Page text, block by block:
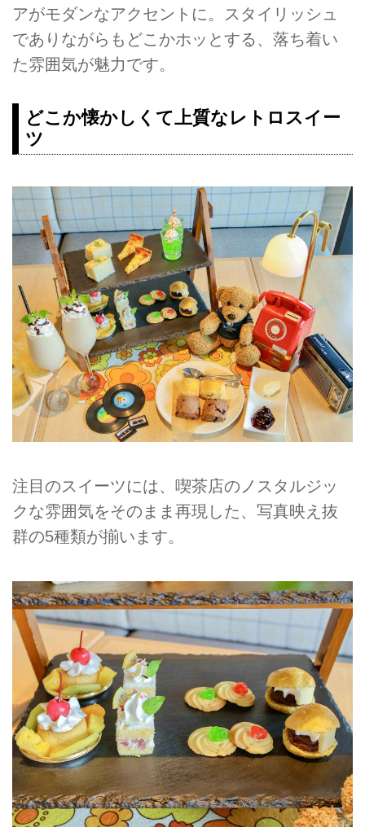
アがモダンなアクセントに。スタイリッシュ
でありながらもどこかホッとする、落ち着い
た雰囲気が魅力です。
どこか懐かしくて上質なレトロスイー
ツ
注目のスイーツには、喫茶店のノスタルジッ
クな雰囲気をそのまま再現した、写真映え抜
群の5種類が揃います。